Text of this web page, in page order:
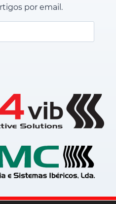
por email.